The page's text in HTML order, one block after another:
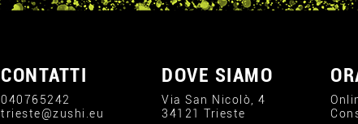
CONTATTI
040765242
trieste@zushi.eu
DOVE SIAMO
Via San Nicolò, 4
34121 Trieste